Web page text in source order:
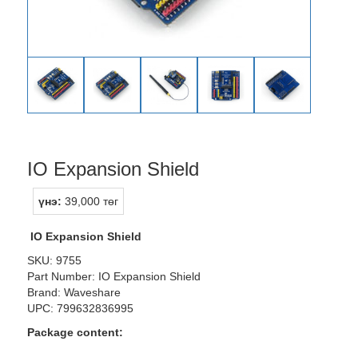
IO Expansion Shield
үнэ: 39,000 төг
IO Expansion Shield
SKU: 9755
Part Number: IO Expansion Shield
Brand: Waveshare
UPC: 799632836995
Package content: